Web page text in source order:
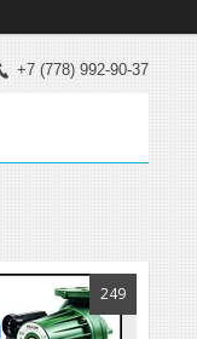
+7 (778) 992-90-37
249